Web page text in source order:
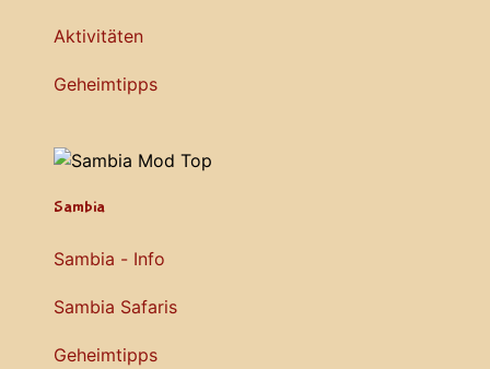
Aktivitäten
Geheimtipps
Sambia
Sambia - Info
Sambia Safaris
Geheimtipps